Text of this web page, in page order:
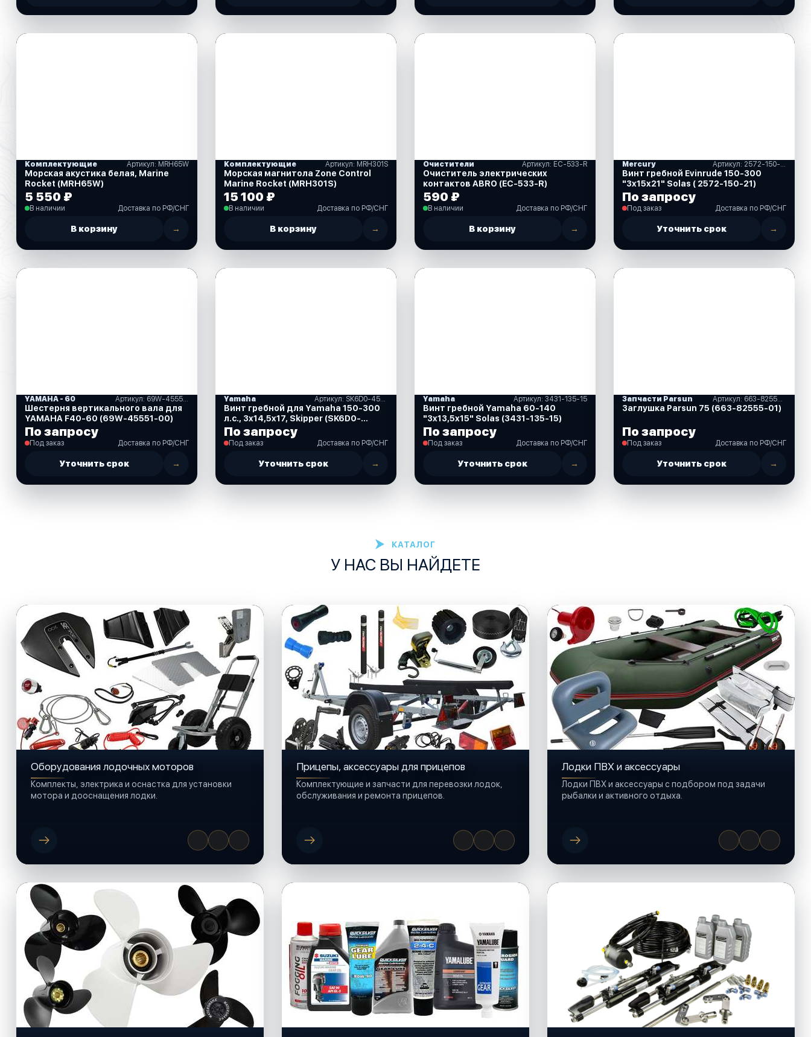
Комплектующие Артикул: MRH65W
Морская акустика белая, Marine
Rocket (MRH65W)
5 550 ₽
В наличии Доставка по РФ/СНГ
В корзину →
Комплектующие Артикул: MRH301S
Морская магнитола Zone Control
Marine Rocket (MRH301S)
15 100 ₽
В наличии Доставка по РФ/СНГ
В корзину →
Очистители Артикул: EC-533-R
Очиститель электрических
контактов ABRO (EC-533-R)
590 ₽
В наличии Доставка по РФ/СНГ
В корзину →
Mercury Артикул: 2572-150-21
Винт гребной Evinrude 150-300
"3x15x21" Solas ( 2572-150-21)
По запросу
Под заказ Доставка по РФ/СНГ
Уточнить срок →
YAMAHA - 60 Артикул: 69W-45551-00
Шестерня вертикального вала для
YAMAHA F40-60 (69W-45551-00)
По запросу
Под заказ Доставка по РФ/СНГ
Уточнить срок →
Yamaha Артикул: SK6D0-45978-00
Винт гребной для Yamaha 150-300
л.с., 3x14,5x17, Skipper (SK6D0-
45978-00)
По запросу
Под заказ Доставка по РФ/СНГ
Уточнить срок →
Yamaha Артикул: 3431-135-15
Винт гребной Yamaha 60-140
"3x13,5x15" Solas (3431-135-15)
По запросу
Под заказ Доставка по РФ/СНГ
Уточнить срок →
Запчасти Parsun Артикул: 663-82555-01
Заглушка Parsun 75 (663-82555-01)
По запросу
Под заказ Доставка по РФ/СНГ
Уточнить срок →
КАТАЛОГ
У НАС ВЫ НАЙДЕТЕ
Оборудования лодочных моторов
Комплекты, электрика и оснастка для установки
мотора и дооснащения лодки.
Прицепы, аксессуары для прицепов
Комплектующие и запчасти для перевозки лодок,
обслуживания и ремонта прицепов.
Лодки ПВХ и аксессуары
Лодки ПВХ и аксессуары с подбором под задачи
рыбалки и активного отдыха.